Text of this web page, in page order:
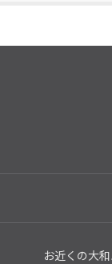
お近くの大